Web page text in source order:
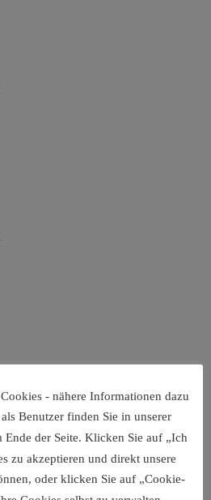
- nähere Informationen dazu
Benutzer finden Sie in unserer
Ende der Seite. Klicken Sie auf „Ich
zu akzeptieren und direkt unsere
oder klicken Sie auf „Cookie-